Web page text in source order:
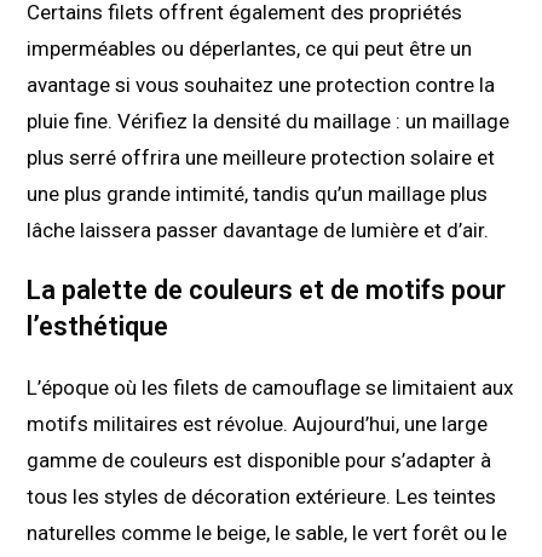
Certains filets offrent également des propriétés
imperméables ou déperlantes, ce qui peut être un
avantage si vous souhaitez une protection contre la
pluie fine. Vérifiez la densité du maillage : un maillage
plus serré offrira une meilleure protection solaire et
une plus grande intimité, tandis qu’un maillage plus
lâche laissera passer davantage de lumière et d’air.
La palette de couleurs et de motifs pour
l’esthétique
L’époque où les filets de camouflage se limitaient aux
motifs militaires est révolue. Aujourd’hui, une large
gamme de couleurs est disponible pour s’adapter à
tous les styles de décoration extérieure. Les teintes
naturelles comme le beige, le sable, le vert forêt ou le